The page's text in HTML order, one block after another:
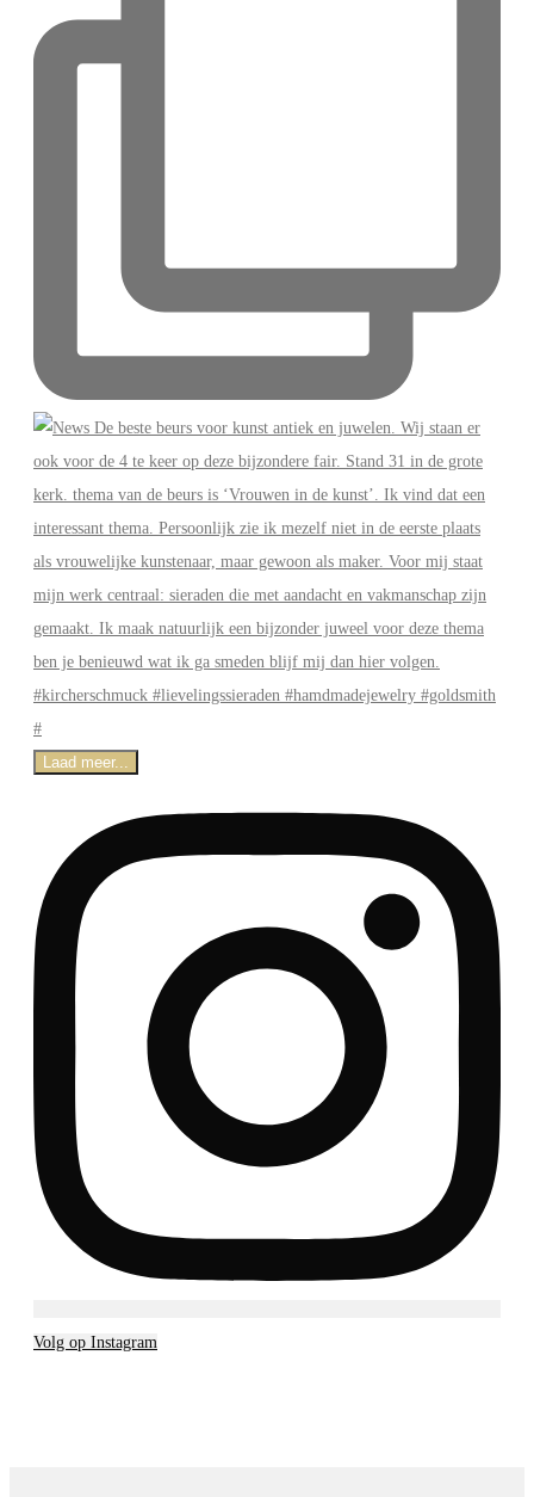
Laad meer...
Volg op Instagram